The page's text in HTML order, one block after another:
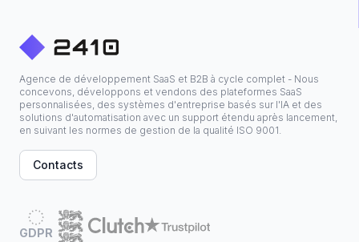
Agence de développement SaaS et B2B à cycle complet - Nous
concevons, développons et vendons des plateformes SaaS
personnalisées, des systèmes d'entreprise basés sur l'IA et des
solutions d'automatisation avec un support étendu après lancement,
en suivant les normes de gestion de la qualité ISO 9001.
Contacts
GDPR